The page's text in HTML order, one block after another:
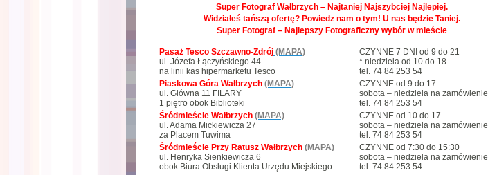
Super Fotograf Wałbrzych – Najtaniej Najszybciej Najlepiej.
Widziałeś tańszą ofertę? Powiedz nam o tym! U nas będzie Taniej.
Super Fotograf – Najlepszy Fotograficzny wybór w mieście
Pasaż Tesco Szczawno-Zdrój (MAPA)
ul. Józefa Łączyńskiego 44
na linii kas hipermarketu Tesco
CZYNNE 7 DNI od 9 do 21
* niedziela od 10 do 18
tel. 74 84 253 54
Piaskowa Góra Wałbrzych (MAPA)
ul. Główna 11 FILARY
1 piętro obok Biblioteki
CZYNNE od 9 do 17
sobota – niedziela na zamówienie
tel. 74 84 253 54
Śródmieście Wałbrzych (MAPA)
ul. Adama Mickiewicza 27
za Placem Tuwima
CZYNNE od 10 do 17
sobota – niedziela na zamówienie
tel. 74 84 253 54
Śródmieście Przy Ratusz Wałbrzych (MAPA)
ul. Henryka Sienkiewicza 6
obok Biura Obsługi Klienta Urzędu Miejskiego
CZYNNE od 7:30 do 15:30
sobota – niedziela na zamówienie
tel. 74 84 253 54